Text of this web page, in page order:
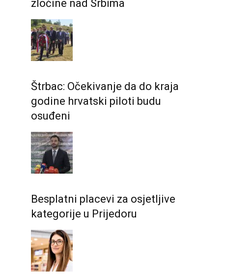
zločine nad Srbima
Štrbac: Očekivanje da do kraja
godine hrvatski piloti budu
osuđeni
Besplatni placevi za osjetljive
kategorije u Prijedoru